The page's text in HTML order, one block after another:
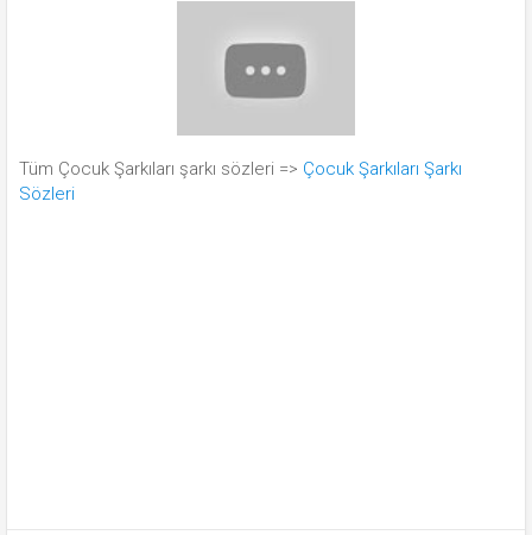
Tüm Çocuk Şarkıları şarkı sözleri => Çocuk Şarkıları Şarkı
Sözleri